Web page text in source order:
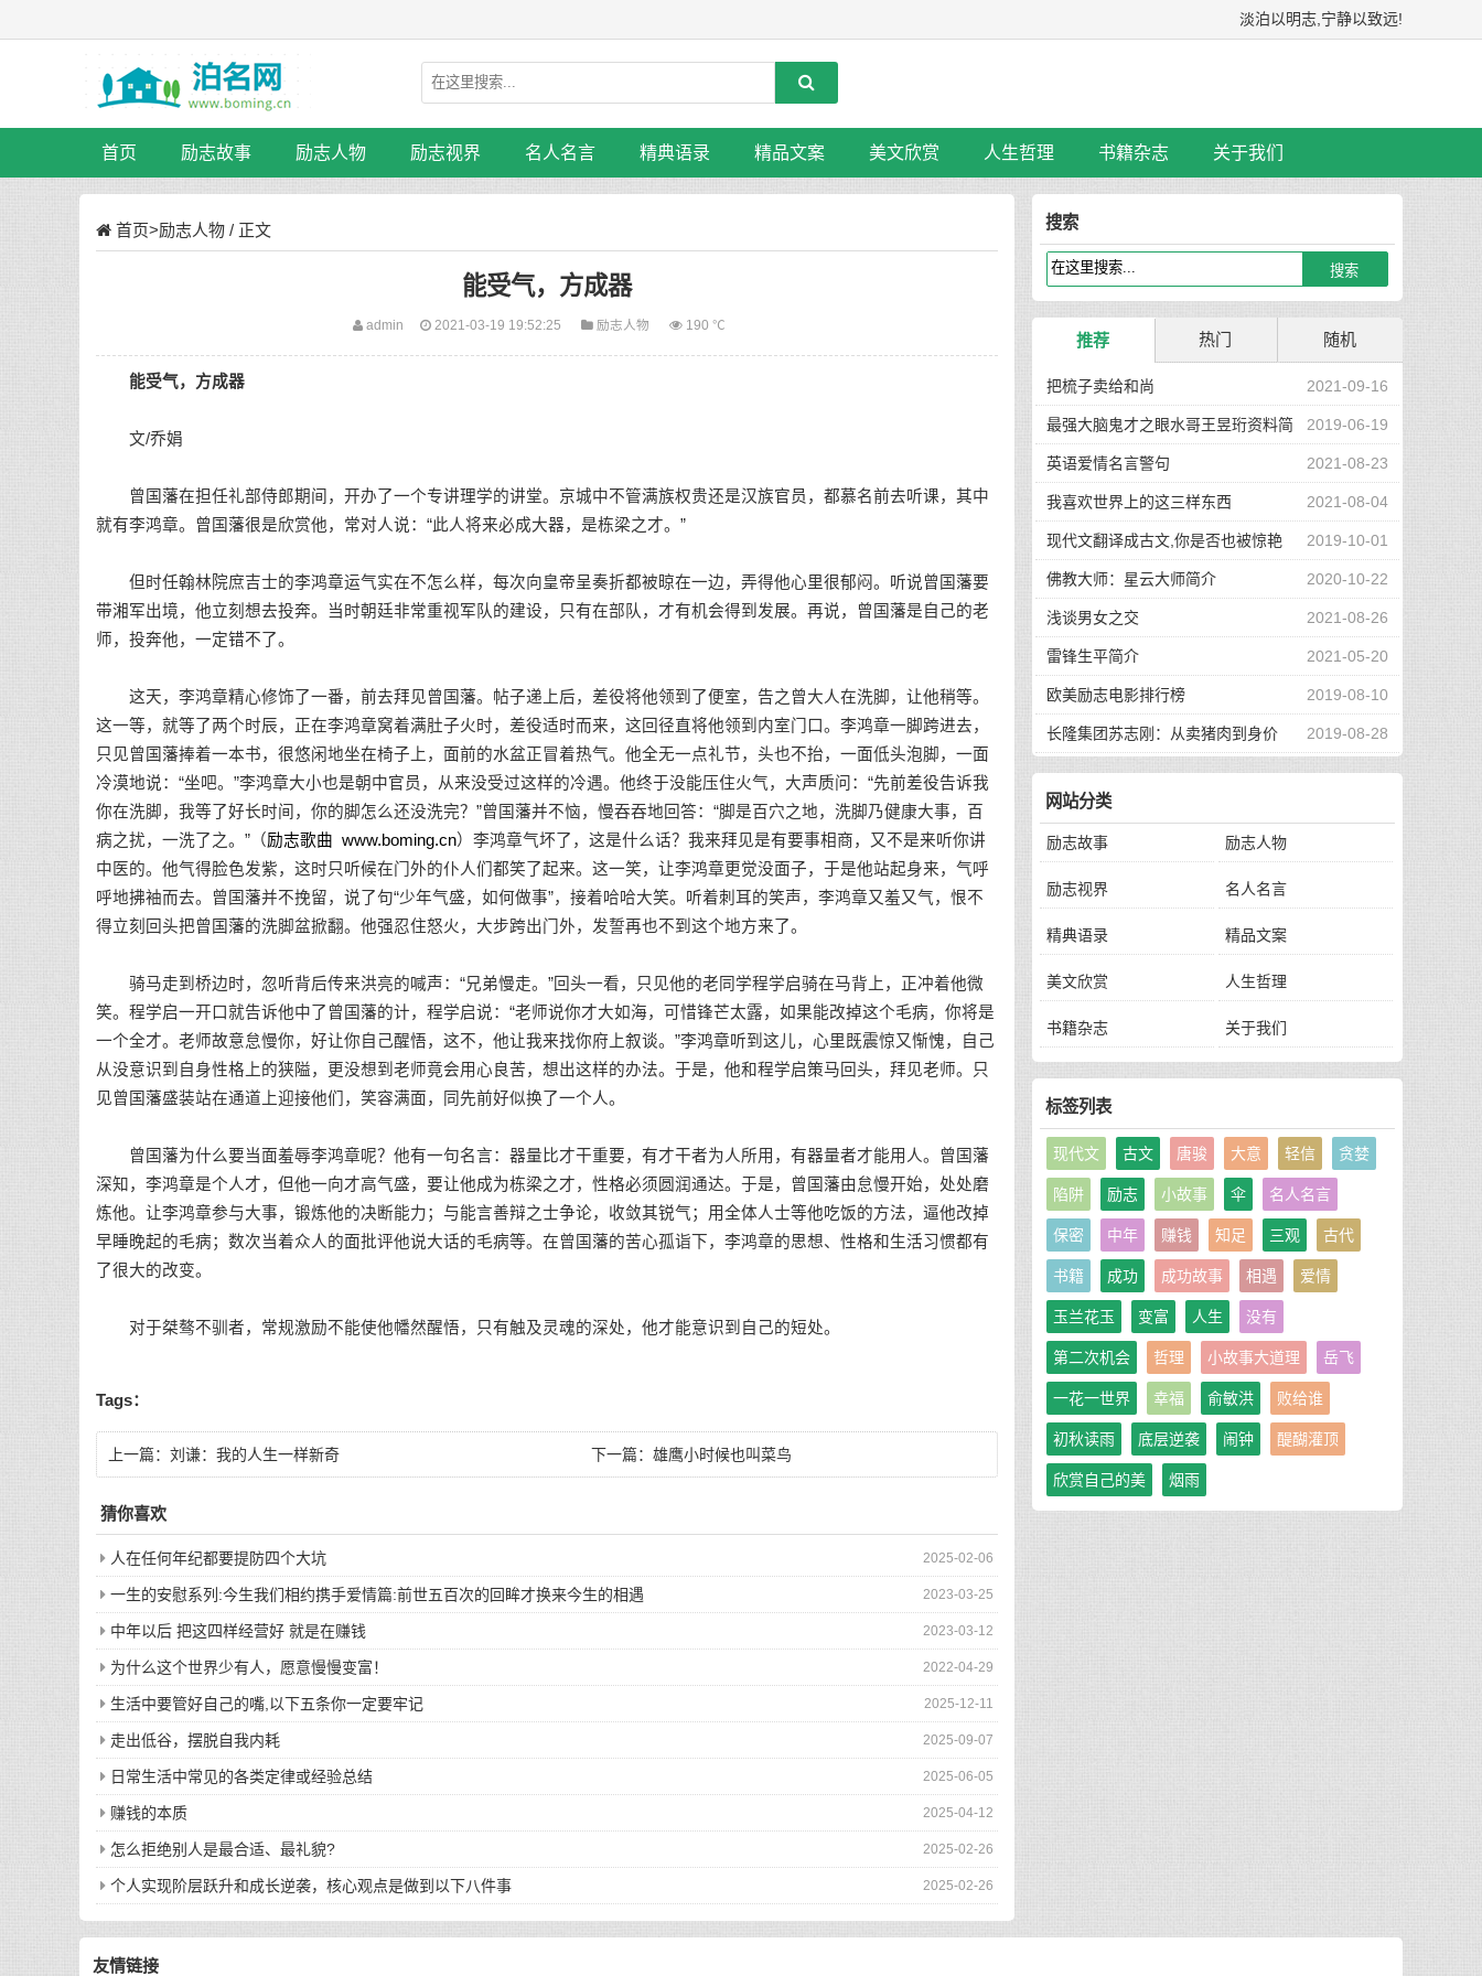
淡泊以明志,宁静以致远!
首页 励志故事 励志人物 励志视界 名人名言 精典语录 精品文案 美文欣赏 人生哲理 书籍杂志 关于我们
首页>励志人物 / 正文
能受气，方成器
admin 2021-03-19 19:52:25 励志人物 190 ℃
能受气，方成器
文/乔娟
曾国藩在担任礼部侍郎期间，开办了一个专讲理学的讲堂。京城中不管满族权贵还是汉族官员，都慕名前去听课，其中
就有李鸿章。曾国藩很是欣赏他，常对人说：“此人将来必成大器，是栋梁之才。”
但时任翰林院庶吉士的李鸿章运气实在不怎么样，每次向皇帝呈奏折都被晾在一边，弄得他心里很郁闷。听说曾国藩要
带湘军出境，他立刻想去投奔。当时朝廷非常重视军队的建设，只有在部队，才有机会得到发展。再说，曾国藩是自己的老
师，投奔他，一定错不了。
这天，李鸿章精心修饰了一番，前去拜见曾国藩。帖子递上后，差役将他领到了便室，告之曾大人在洗脚，让他稍等。
这一等，就等了两个时辰，正在李鸿章窝着满肚子火时，差役适时而来，这回径直将他领到内室门口。李鸿章一脚跨进去，
只见曾国藩捧着一本书，很悠闲地坐在椅子上，面前的水盆正冒着热气。他全无一点礼节，头也不抬，一面低头泡脚，一面
冷漠地说：“坐吧。”李鸿章大小也是朝中官员，从来没受过这样的冷遇。他终于没能压住火气，大声质问：“先前差役告诉我
你在洗脚，我等了好长时间，你的脚怎么还没洗完？”曾国藩并不恼，慢吞吞地回答：“脚是百穴之地，洗脚乃健康大事，百
病之扰，一洗了之。”（励志歌曲 www.boming.cn）李鸿章气坏了，这是什么话？我来拜见是有要事相商，又不是来听你讲
中医的。他气得脸色发紫，这时只听候在门外的仆人们都笑了起来。这一笑，让李鸿章更觉没面子，于是他站起身来，气呼
呼地拂袖而去。曾国藩并不挽留，说了句“少年气盛，如何做事”，接着哈哈大笑。听着刺耳的笑声，李鸿章又羞又气，恨不
得立刻回头把曾国藩的洗脚盆掀翻。他强忍住怒火，大步跨出门外，发誓再也不到这个地方来了。
骑马走到桥边时，忽听背后传来洪亮的喊声：“兄弟慢走。”回头一看，只见他的老同学程学启骑在马背上，正冲着他微
笑。程学启一开口就告诉他中了曾国藩的计，程学启说：“老师说你才大如海，可惜锋芒太露，如果能改掉这个毛病，你将是
一个全才。老师故意怠慢你，好让你自己醒悟，这不，他让我来找你府上叙谈。”李鸿章听到这儿，心里既震惊又惭愧，自己
从没意识到自身性格上的狭隘，更没想到老师竟会用心良苦，想出这样的办法。于是，他和程学启策马回头，拜见老师。只
见曾国藩盛装站在通道上迎接他们，笑容满面，同先前好似换了一个人。
曾国藩为什么要当面羞辱李鸿章呢？他有一句名言：器量比才干重要，有才干者为人所用，有器量者才能用人。曾国藩
深知，李鸿章是个人才，但他一向才高气盛，要让他成为栋梁之才，性格必须圆润通达。于是，曾国藩由怠慢开始，处处磨
炼他。让李鸿章参与大事，锻炼他的决断能力；与能言善辩之士争论，收敛其锐气；用全体人士等他吃饭的方法，逼他改掉
早睡晚起的毛病；数次当着众人的面批评他说大话的毛病等。在曾国藩的苦心孤诣下，李鸿章的思想、性格和生活习惯都有
了很大的改变。
对于桀骜不驯者，常规激励不能使他幡然醒悟，只有触及灵魂的深处，他才能意识到自己的短处。
Tags：
上一篇： 刘谦：我的人生一样新奇 下一篇：雄鹰小时候也叫菜鸟
猜你喜欢
2025-02-06
人在任何年纪都要提防四个大坑
2023-03-25
一生的安慰系列:今生我们相约携手爱情篇:前世五百次的回眸才换来今生的相遇
2023-03-12
中年以后 把这四样经营好 就是在赚钱
2022-04-29
为什么这个世界少有人，愿意慢慢变富！
2025-12-11
生活中要管好自己的嘴,以下五条你一定要牢记
2025-09-07
走出低谷，摆脱自我内耗
2025-06-05
日常生活中常见的各类定律或经验总结
2025-04-12
赚钱的本质
2025-02-26
怎么拒绝别人是最合适、最礼貌?
2025-02-26
个人实现阶层跃升和成长逆袭，核心观点是做到以下八件事
搜索
推荐 热门 随机
2021-09-16
把梳子卖给和尚
2019-06-19
最强大脑鬼才之眼水哥王昱珩资料简
介 2021-08-23
英语爱情名言警句
2021-08-04
我喜欢世界上的这三样东西
2019-10-01
现代文翻译成古文,你是否也被惊艳
到了 2020-10-22
佛教大师：星云大师简介
2021-08-26
浅谈男女之交
2021-05-20
雷锋生平简介
2019-08-10
欧美励志电影排行榜
2019-08-28
长隆集团苏志刚：从卖猪肉到身价
130亿，他的秘诀是？
网站分类
励志故事 励志人物
励志视界 名人名言
精典语录 精品文案
美文欣赏 人生哲理
书籍杂志 关于我们
标签列表
现代文 古文 唐骏 大意 轻信 贪婪
陷阱 励志 小故事 伞 名人名言
保密 中年 赚钱 知足 三观 古代
书籍 成功 成功故事 相遇 爱情
玉兰花玉 变富 人生 没有
第二次机会 哲理 小故事大道理 岳飞
一花一世界 幸福 俞敏洪 败给谁
初秋读雨 底层逆袭 闹钟 醍醐灌顶
欣赏自己的美 烟雨
友情链接